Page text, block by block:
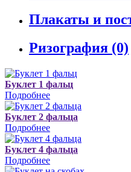
Плакаты и
Ризография (0)
Буклет 1 фальц
Подробнее
Буклет 2 фальца
Подробнее
Буклет 4 фальца
Подробнее